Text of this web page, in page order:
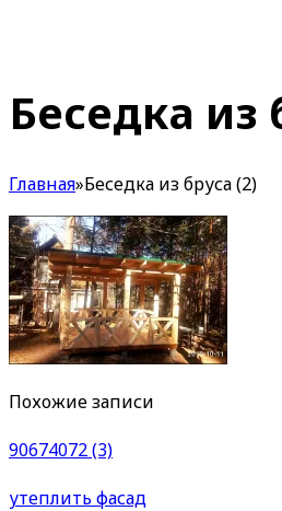
Беседка из
Главная»Беседка из бруса (2)
Похожие записи
90674072 (3)
утеплить фасад